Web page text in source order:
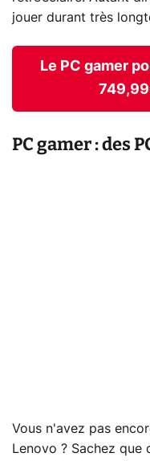
jouer durant très
Le PC gamer
PC gamer : des
Vous n'avez pas
Lenovo ? Sachez